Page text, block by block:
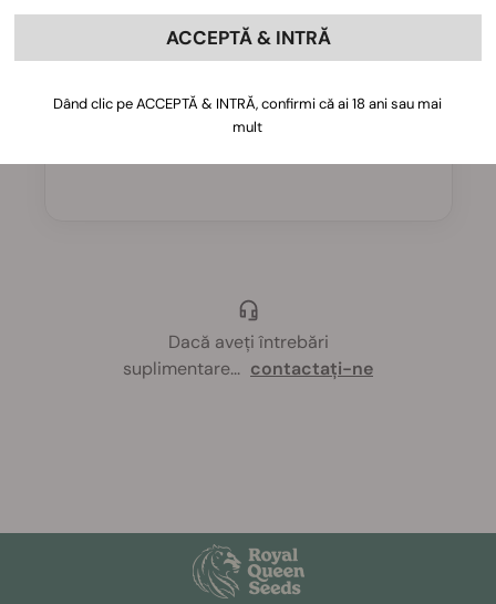
De unde pot cumpăra
vaporizatoare de la Royal Queen
Poți achiziționa vaporizatoare direct de pe
Dacă aveți întrebări
suplimentare... contactați-ne
ACCEPTĂ & INTRĂ
Dând clic pe ACCEPTĂ & INTRĂ, confirmi că ai 18 ani sau mai
mult